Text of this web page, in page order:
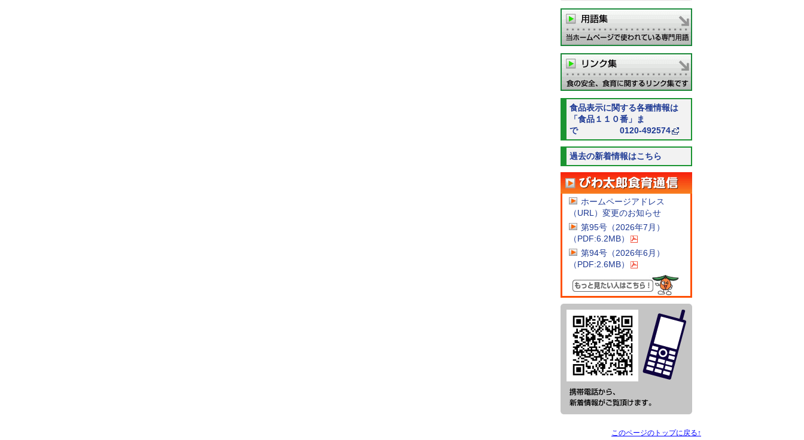
食品表示に関する各種情報は
「食品１１０番」ま
で 0120-492574
過去の新着情報はこちら
ホームページアドレス
（URL）変更のお知らせ
第95号（2026年7月）
（PDF:6.2MB）
第94号（2026年6月）
（PDF:2.6MB）
このページのトップに戻る↑